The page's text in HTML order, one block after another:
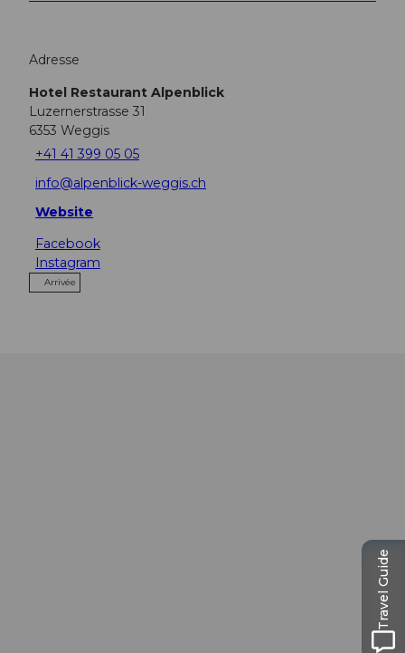
Adresse
Hotel Restaurant Alpenblick
Luzernerstrasse 31
6353 Weggis
+41 41 399 05 05
info@alpenblick-weggis.ch
Website
Facebook
Instagram
Arrivée
Travel Guide